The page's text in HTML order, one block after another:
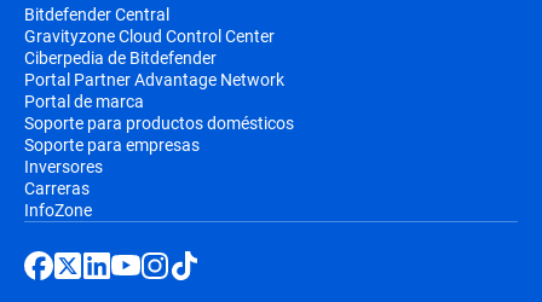
Bitdefender Central
Gravityzone Cloud Control Center
Ciberpedia de Bitdefender
Portal Partner Advantage Network
Portal de marca
Soporte para productos domésticos
Soporte para empresas
Inversores
Carreras
InfoZone